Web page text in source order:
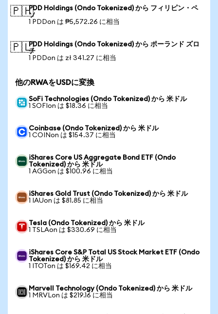
🇵🇭PDD Holdings (Ondo Tokenized) から フィリピン・ペ
ソ
1 PDDon は ₱5,572.26 に相当
🇵🇱PDD Holdings (Ondo Tokenized) から ポーランド ズロ
チ
1 PDDon は zł 341.27 に相当
他のRWAをUSDに変換
SoFi Technologies (Ondo Tokenized) から 米ドル
1 SOFIon は $18.36 に相当
Coinbase (Ondo Tokenized) から 米ドル
1 COINon は $154.37 に相当
iShares Core US Aggregate Bond ETF (Ondo
Tokenized) から 米ドル
1 AGGon は $100.96 に相当
iShares Gold Trust (Ondo Tokenized) から 米ドル
1 IAUon は $81.85 に相当
Tesla (Ondo Tokenized) から 米ドル
1 TSLAon は $330.69 に相当
iShares Core S&P Total US Stock Market ETF (Ondo
Tokenized) から 米ドル
1 ITOTon は $169.42 に相当
Marvell Technology (Ondo Tokenized) から 米ドル
1 MRVLon は $219.16 に相当